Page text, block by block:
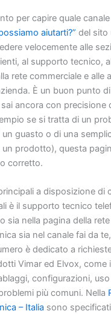
per capire quale canale
aiutarti?” del sito
velocemente alle
al supporto tecnico,
rete commerciale e alle
È un buon punto
ancora con precisione
se si tratta di un
guasto o di una
prodotto), questa
corretto.
a disposizione di
è il supporto tecnico
sia nella pagina della
sia nel canale fai da
è dedicato a
Vimar ed Elvox, come
configurazioni,
più comuni. Nella
– Italia sono